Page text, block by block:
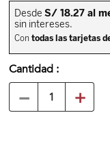
Mi cuenta
Favoritos
Tiendas
Cantidad
＋
－